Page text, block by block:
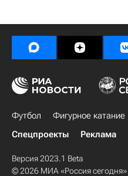
Футбол Фигурное катание
Спецпроекты
Реклама
Версия 2023.1 Beta
© 2026 МИА «Россия сегодня»